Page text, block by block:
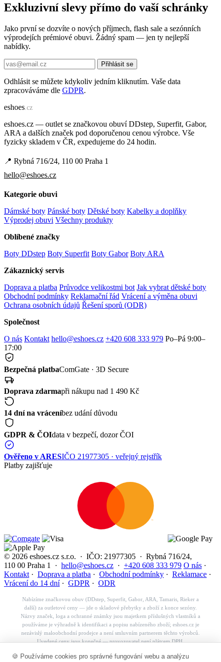
Exkluzivní slevy přímo do vaší schránky
Jako první se dozvíte o nových příjmech, flash sale a sezónních
výprodejích prémiové obuvi. Žádný spam — jen ty nejlepší
nabídky.
Přihlásit se
Odhlásit se můžete kdykoliv jedním kliknutím. Vaše data
zpracováváme dle GDPR.
eshoes .cz
eshoes.cz — outlet se značkovou obuví DDstep, Superfit, Gabor,
ARA a dalších značek pod doporučenou cenou výrobce. Vše
fyzicky skladem v ČR, expedujeme do 24 hodin.
📍 Rybná 716/24, 110 00 Praha 1
hello@eshoes.cz
Kategorie obuvi
Dámské boty Pánské boty Dětské boty Kabelky a doplňky
Výprodej obuvi Všechny produkty
Oblíbené značky
Boty DDstep Boty Superfit Boty Gabor Boty ARA
Zákaznický servis
Doprava a platba Průvodce velikostmi bot Jak vybrat dětské boty
Obchodní podmínky Reklamační řád Vrácení a výměna obuvi
Ochrana osobních údajů Řešení sporů (ODR)
Společnost
O nás Kontakt hello@eshoes.cz +420 608 333 979 Po–Pá 9:00–
17:00
Bezpečná platbaComGate · 3D Secure
Doprava zdarmapři nákupu nad 1 490 Kč
14 dní na vráceníbez udání důvodu
GDPR & ČOIdata v bezpečí, dozor ČOI
Ověřeno v ARESIČO 21977305 · veřejný rejstřík
Platby zajišťuje
© 2026 eshoes.cz s.r.o. · IČO: 21977305 · Rybná 716/24,
110 00 Praha 1 · hello@eshoes.cz · +420 608 333 979 O nás ·
Kontakt · Doprava a platba · Obchodní podmínky · Reklamace ·
Vrácení do 14 dní· GDPR · ODR
Nabízíme značkovou obuv (DDstep, Superfit, Gabor, ARA, Tamaris, Rieker a
další) za outletové ceny — jde o skladové přebytky a zboží z konce sezóny.
Názvy značek, loga a ochranné známky jsou majetkem příslušných vlastníků a
používáme je výhradně k identifikaci a popisu nabízeného zboží; eshoes.cz je
nezávislý maloobchodní prodejce a není smluvním partnerem těchto výrobců.
Uvedené ceny jsou konečné — provozovatel není plátcem DPH.
✕🍪 Používáme cookies pro správné fungování webu a analýzu